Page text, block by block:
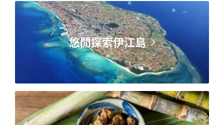
悠閒探索伊江島